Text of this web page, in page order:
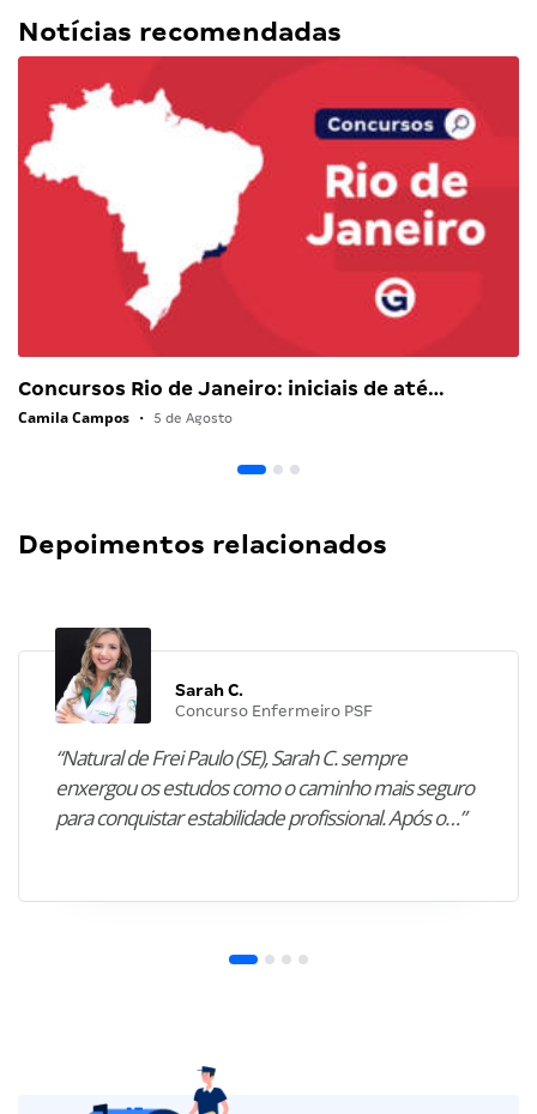
Notícias recomendadas
Concursos Rio de Janeiro: iniciais de até…
Camila Campos • 5 de Agosto
Depoimentos relacionados
Sarah C.
Concurso Enfermeiro PSF
“Natural de Frei Paulo (SE), Sarah C. sempre
enxergou os estudos como o caminho mais seguro
para conquistar estabilidade profissional. Após o…”